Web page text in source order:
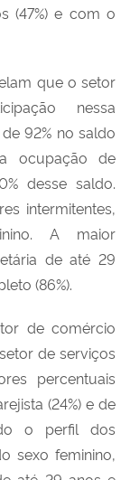
(47%) e com o
que o setor
nessa
92% no saldo
ocupação de
desse saldo.
intermitentes,
A maior
de até 29
(86%).
de comércio
de serviços
percentuais
(24%) e de
o perfil dos
sexo feminino,